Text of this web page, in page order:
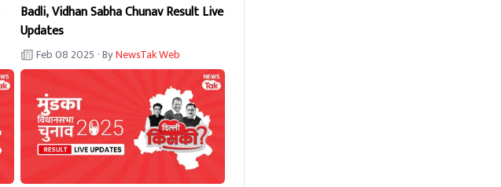
Badli, Vidhan Sabha Chunav Result Live
Updates
Feb 08 2025 · ByNewsTak Web